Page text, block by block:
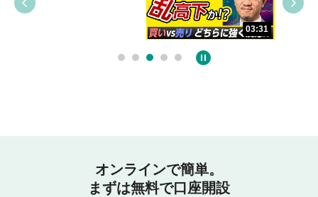
03:31
オンラインで簡単。
まずは無料で口座開設